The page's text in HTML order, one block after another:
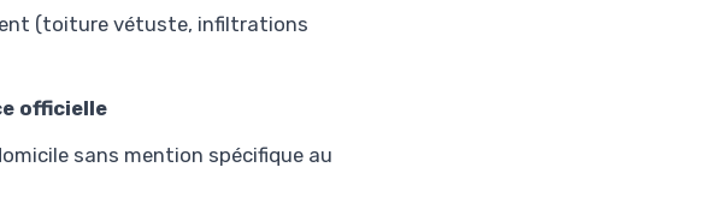
(toiture vétuste, infiltrations
officielle
sans mention spécifique au